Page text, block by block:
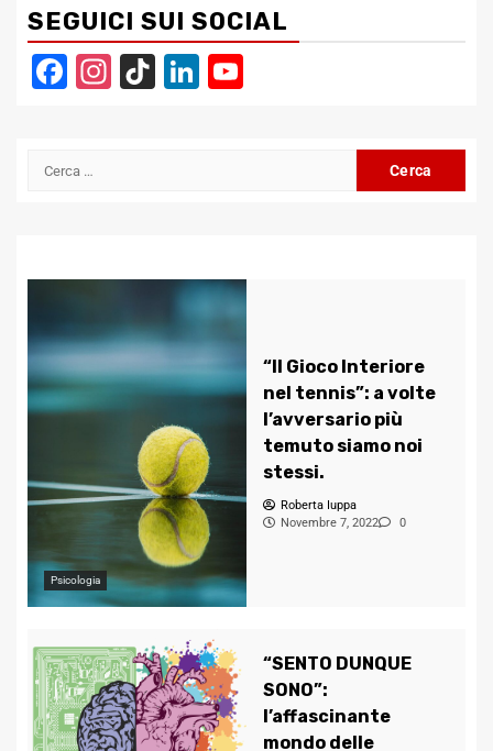
SEGUICI SUI SOCIAL
Facebook
Instagram
TikTokLinkedIn
Ricerca
Psicologia
“Il Gioco Interiore
nel tennis”: a volte
l’avversario più
temuto siamo noi
stessi.
Roberta Iuppa
Novembre 7, 2022
0
“SENTO DUNQUE
SONO”:
l’affascinante
mondo delle